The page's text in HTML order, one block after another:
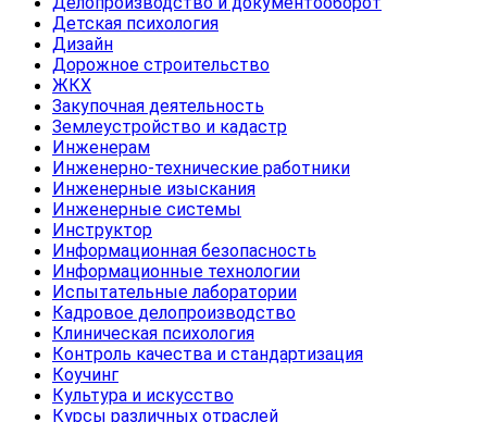
Детская психология
Дизайн
Дорожное строительство
ЖКХ
Закупочная деятельность
Землеустройство и кадастр
Инженерам
Инженерно-технические работники
Инженерные изыскания
Инженерные системы
Инструктор
Информационная безопасность
Информационные технологии
Испытательные лаборатории
Кадровое делопроизводство
Клиническая психология
Контроль качества и стандартизация
Коучинг
Культура и искусство
Курсы различных отраслей